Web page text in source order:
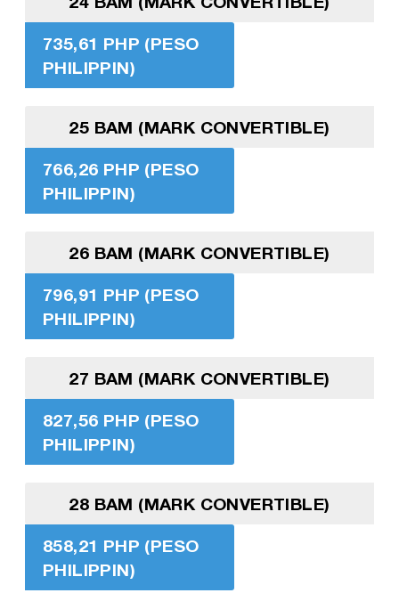
735,61 PHP (PESO
PHILIPPIN)
25 BAM (MARK CONVERTIBLE)
766,26 PHP (PESO
PHILIPPIN)
26 BAM (MARK CONVERTIBLE)
796,91 PHP (PESO
PHILIPPIN)
27 BAM (MARK CONVERTIBLE)
827,56 PHP (PESO
PHILIPPIN)
28 BAM (MARK CONVERTIBLE)
858,21 PHP (PESO
PHILIPPIN)